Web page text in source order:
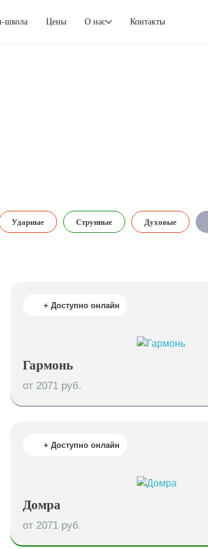
школа Цены О нас Контакты
Ударные Струнные Духовые
+ Доступно онлайн
Гармонь
от 2071 руб.
+ Доступно онлайн
Домра
от 2071 руб.